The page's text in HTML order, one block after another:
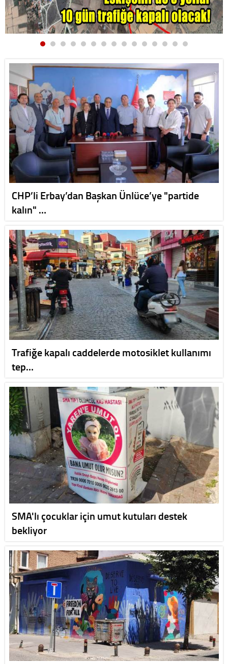
CHP’li Erbay’dan Başkan Ünlüce’ye "partide
kalın" …
Trafiğe kapalı caddelerde motosiklet kullanımı
tep…
SMA'lı çocuklar için umut kutuları destek
bekliyor